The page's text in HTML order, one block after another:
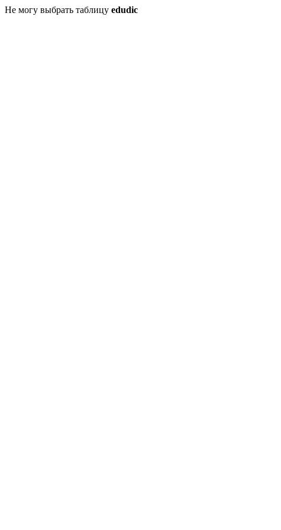
Не могу выбрать таблицу edudic